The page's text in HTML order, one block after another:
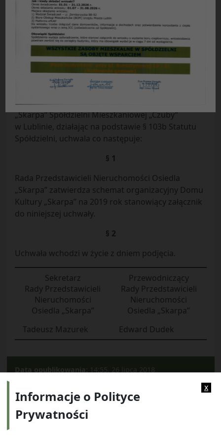
Uchwała Nr 24/2018
Rady Przedstawicieli Nieruchomości Osiedla
„Skarpa”
Spółdzielni Mieszkaniowej „Czuby”
z dnia 23.07.2018 r.
w sprawie:struktura organizacyjna Domu Kultury
Rada Przedstawicieli Nieruchomości Osiedla
„Skarpa” Spółdzielni Mieszkaniowej „Czuby”
w Lublinie, działając na podstawie § 103b Statutu
Spółdzielni, uchwala co następuje:
§ 1
Rada Przedstawicieli Nieruchomości Osiedla
„Skarpa” zatwierdza schemat organizacyjny Domu
Kultury „Skarpa” na 2019 rok stanowiący załącznik
do niniejszej uchwały.
§ 2
Uchwała wchodzi w życie z dniem podjęcia.
Sekretarz
Rady Przedstawicieli
Nieruchomości
Osiedla „Skarpa”
Tadeusz Mazurek
Przewodniczący
Rady Przedstawicieli
Nieruchomości
Osiedla „Skarpa”
Edward Dudek
Data opublikowania: 14:55, 26 lipca 2018
x
Informacje o Polityce
Prywatności